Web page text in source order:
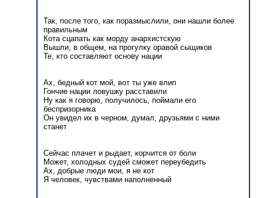
Так, после того, как поразмыслили, они нашли более
правильным
Кота сцапать как морду анархистскую
Вышли, в общем, на прогулку оравой сыщиков
Те, кто составляют основу нации
Ах, бедный кот мой, вот ты уже влип
Гончие нации ловушку расставили
Ну как я говорю, получилось, поймали его
беспризорника
Он увидел их в черном, думал, друзьями с ними
станет
Сейчас плачет и рыдает, корчится от боли
Может, холодных судей сможет переубедить
Ах, добрые люди мои, я не кот
Я человек, чувствами наполненный